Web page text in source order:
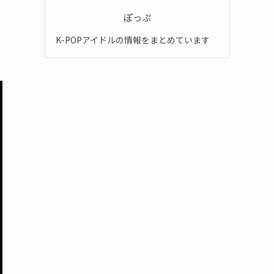
ぽっぷ
K-POPアイドルの情報をまとめています